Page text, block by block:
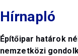
Hírnapló
Építőipar határok
nemzetközi